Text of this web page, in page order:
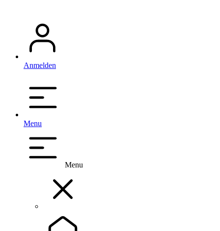
Anmelden
Menu
Menu